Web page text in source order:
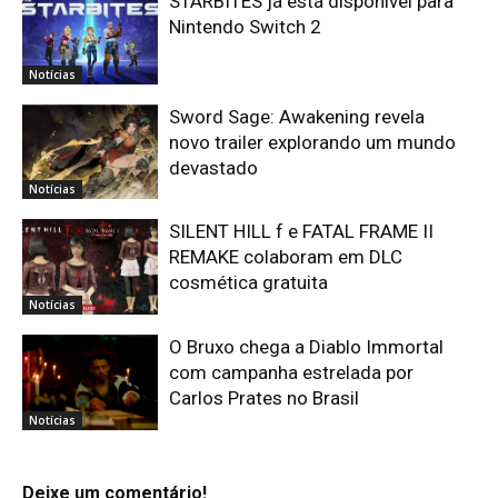
Notícias
Nintendo Switch 2
Notícias
Sword Sage: Awakening revela
novo trailer explorando um mundo
devastado
Notícias
SILENT HILL f e FATAL FRAME II
REMAKE colaboram em DLC
cosmética gratuita
Notícias
O Bruxo chega a Diablo Immortal
com campanha estrelada por
Carlos Prates no Brasil
Deixe um comentário!